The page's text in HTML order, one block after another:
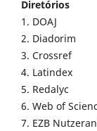
Diretórios
1. DOAJ
2. Diadorim
3. Crossref
4. Latindex
5. Redalyc
6. Web of
7. EZB